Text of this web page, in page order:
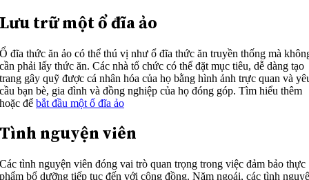
Lưu trữ một ổ đĩa ảo
Ổ đĩa thức ăn ảo có thể thú vị như ổ đĩa thức ăn truyền thống mà
cần phải lấy thức ăn. Các nhà tổ chức có thể đặt mục tiêu, dễ dàng tạo
trang gây quỹ được cá nhân hóa của họ bằng hình ảnh trực quan và
cầu bạn bè, gia đình và đồng nghiệp của họ đóng góp. Tìm hiểu thêm
hoặc đểbắt đầu một ổ đĩa ảo
Tình nguyện viên
Các tình nguyện viên đóng vai trò quan trọng trong việc đảm bảo thực
phẩm bổ dưỡng tiếp tục đến với cộng đồng. Năm ngoái, các tình